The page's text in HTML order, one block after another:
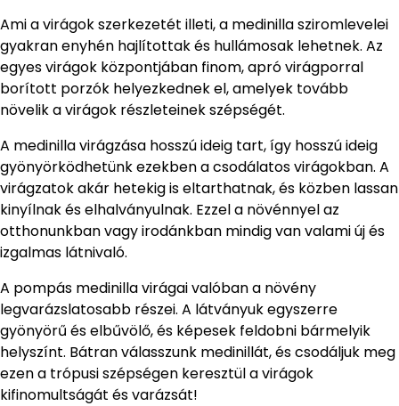
Ami a virágok szerkezetét illeti, a medinilla sziromlevelei
gyakran enyhén hajlítottak és hullámosak lehetnek. Az
egyes virágok központjában finom, apró virágporral
borított porzók helyezkednek el, amelyek tovább
növelik a virágok részleteinek szépségét.
A medinilla virágzása hosszú ideig tart, így hosszú ideig
gyönyörködhetünk ezekben a csodálatos virágokban. A
virágzatok akár hetekig is eltarthatnak, és közben lassan
kinyílnak és elhalványulnak. Ezzel a növénnyel az
otthonunkban vagy irodánkban mindig van valami új és
izgalmas látnivaló.
A pompás medinilla virágai valóban a növény
legvarázslatosabb részei. A látványuk egyszerre
gyönyörű és elbűvölő, és képesek feldobni bármelyik
helyszínt. Bátran válasszunk medinillát, és csodáljuk meg
ezen a trópusi szépségen keresztül a virágok
kifinomultságát és varázsát!